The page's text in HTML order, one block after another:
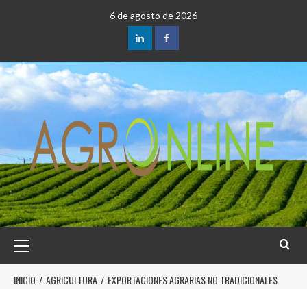
6 de agosto de 2026
INICIO AGRICULTURA
EXPORTACIONES AGRARIAS NO TRADICIONALES